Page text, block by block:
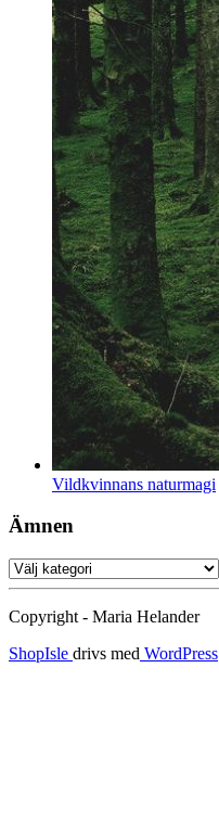
Vildkvinnans naturmagi
Ämnen
Ämnen
Copyright - Maria Helander
ShopIsle drivs med WordPress